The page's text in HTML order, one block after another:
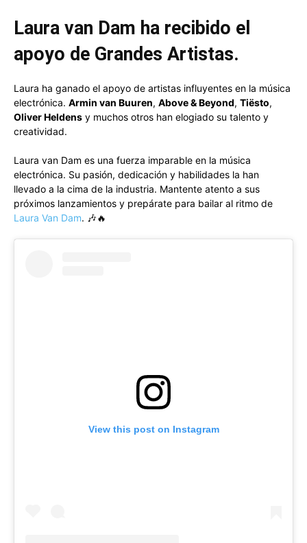
Laura van Dam ha recibido el
apoyo de Grandes Artistas.
Laura ha ganado el apoyo de artistas influyentes en la música
electrónica. Armin van Buuren, Above & Beyond, Tiësto,
Oliver Heldens y muchos otros han elogiado su talento y
creatividad.
Laura van Dam es una fuerza imparable en la música
electrónica. Su pasión, dedicación y habilidades la han
llevado a la cima de la industria. Mantente atento a sus
próximos lanzamientos y prepárate para bailar al ritmo de
Laura Van Dam. 🎶🔥
View this post on Instagram